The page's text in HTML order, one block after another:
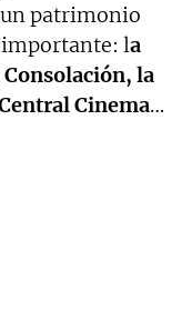
patrimonio
la
Consolación, la
Cinema…